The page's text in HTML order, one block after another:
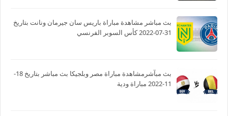
بث مباشر مشاهدة مباراة باريس سان جيرمان ونانت بتاريخ
31-07-2022 كأس السوبر الفرنسي
بث مبآشرمشاهدة مباراة مصر وبلجيكا بث مباشر بتاريخ 18-
11-2022 مباراة ودية